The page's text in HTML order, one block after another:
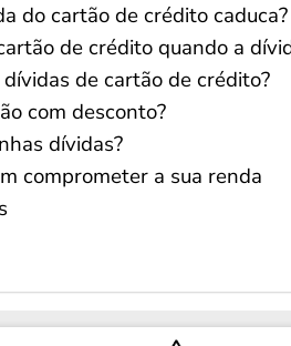
do cartão de crédito caduca?
de crédito quando a
de cartão de crédito?
com desconto?
dívidas?
comprometer a sua renda